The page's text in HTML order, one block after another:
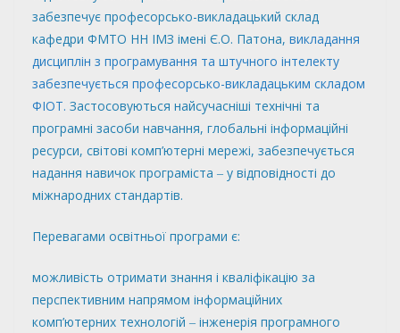
забезпечує професорсько-викладацький склад
кафедри ФМТО НН ІМЗ імені Є.О. Патона, викладання
дисциплін з програмування та штучного інтелекту
забезпечується професорсько-викладацьким складом
ФІОТ. Застосовуються найсучасніші технічні та
програмні засоби навчання, глобальні інформаційні
ресурси, світові комп’ютерні мережі, забезпечується
надання навичок програміста ‒ у відповідності до
міжнародних стандартів.
Перевагами освітньої програми є:
можливість отримати знання і кваліфікацію за
перспективним напрямом інформаційних
комп’ютерних технологій ‒ інженерія програмного